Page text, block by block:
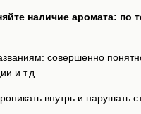
наличие аромата: по
совершенно
и т.д.
внутрь и нарушать